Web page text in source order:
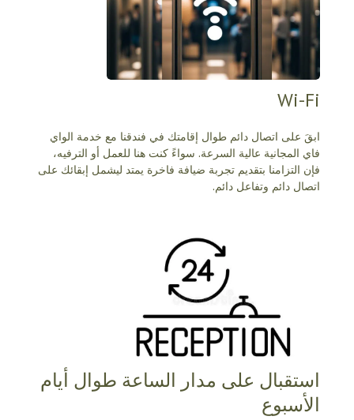
Wi-Fi
ابقَ على اتصال دائم طوال إقامتك في فندقنا مع خدمة الواي
فاي المجانية عالية السرعة. سواءً كنت هنا للعمل أو الترفيه،
فإن التزامنا بتقديم تجربة ضيافة فاخرة يمتد ليشمل إبقائك على
اتصال دائم وتفاعل دائم.
استقبال على مدار الساعة طوال أيام
الأسبوع